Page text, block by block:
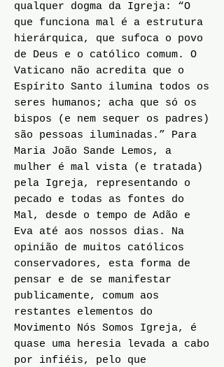
qualquer dogma da Igreja: “O
que funciona mal é a estrutura
hierárquica, que sufoca o povo
de Deus e o católico comum. O
Vaticano não acredita que o
Espírito Santo ilumina todos os
seres humanos; acha que só os
bispos (e nem sequer os padres)
são pessoas iluminadas.” Para
Maria João Sande Lemos, a
mulher é mal vista (e tratada)
pela Igreja, representando o
pecado e todas as fontes do
Mal, desde o tempo de Adão e
Eva até aos nossos dias. Na
opinião de muitos católicos
conservadores, esta forma de
pensar e de se manifestar
publicamente, comum aos
restantes elementos do
Movimento Nós Somos Igreja, é
quase uma heresia levada a cabo
por infiéis, pelo que